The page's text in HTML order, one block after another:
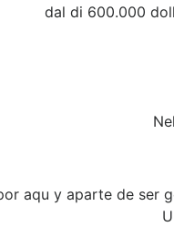
dal di 600.000
aqu y aparte de ser